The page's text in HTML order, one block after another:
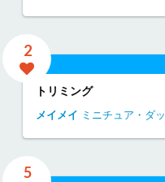
2
トリミング
メイメイ ミニチュア・ダ
5